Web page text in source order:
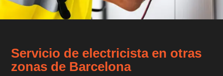
Servicio de electricista en otras
zonas de Barcelona